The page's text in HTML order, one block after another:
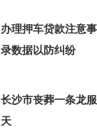
办理押车贷款注意
录数据以防纠纷
长沙市丧葬一条龙
天